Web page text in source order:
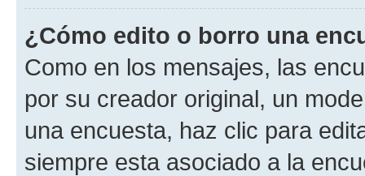
¿Cómo edito o borro una
Como en los mensajes, las
por su creador original, un
una encuesta, haz clic para
siempre esta asociado a la